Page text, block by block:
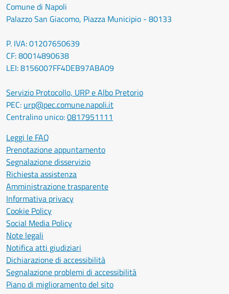
Comune di Napoli
Palazzo San Giacomo, Piazza Municipio - 80133
P. IVA: 01207650639
CF: 80014890638
LEI: 8156007FF4DEB97ABA09
Servizio Protocollo, URP e Albo Pretorio
PEC: urp@pec.comune.napoli.it
Centralino unico:0817951111
Leggi le FAQ
Prenotazione appuntamento
Segnalazione disservizio
Richiesta assistenza
Amministrazione trasparente
Informativa privacy
Cookie Policy
Social Media Policy
Note legali
Notifica atti giudiziari
Dichiarazione di accessibilità
Segnalazione problemi di accessibilità
Piano di miglioramento del sito